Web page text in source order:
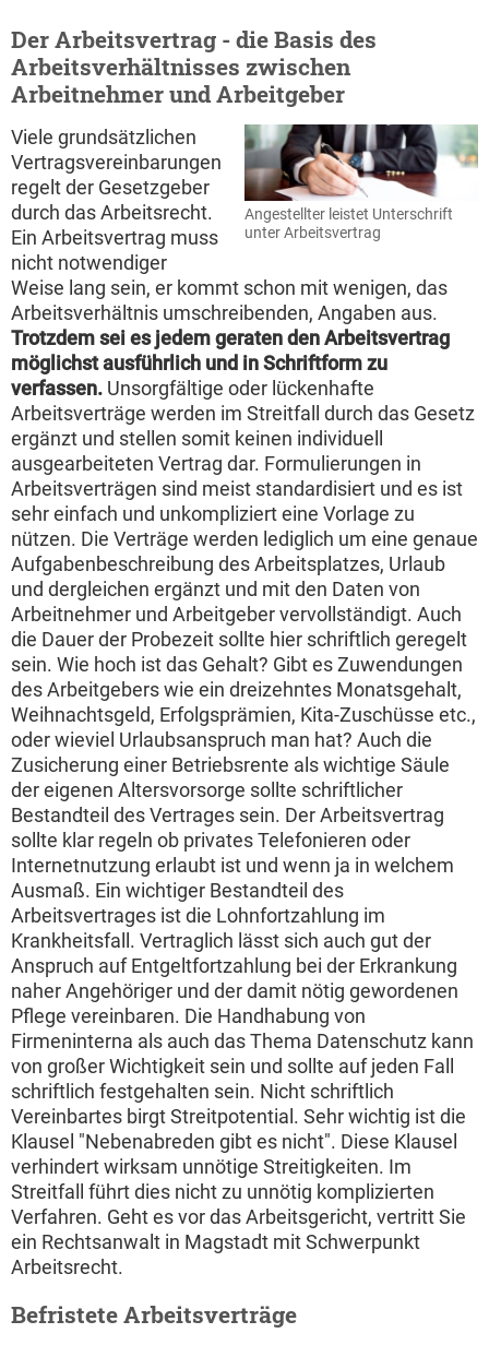
Der Arbeitsvertrag - die Basis des
Arbeitsverhältnisses zwischen
Arbeitnehmer und Arbeitgeber
Angestellter leistet Unterschrift
unter Arbeitsvertrag
Viele grundsätzlichen
Vertragsvereinbarungen
regelt der Gesetzgeber
durch das Arbeitsrecht.
Ein Arbeitsvertrag muss
nicht notwendiger
Weise lang sein, er kommt schon mit wenigen, das
Arbeitsverhältnis umschreibenden, Angaben aus.
Trotzdem sei es jedem geraten den Arbeitsvertrag
möglichst ausführlich und in Schriftform zu
verfassen. Unsorgfältige oder lückenhafte
Arbeitsverträge werden im Streitfall durch das Gesetz
ergänzt und stellen somit keinen individuell
ausgearbeiteten Vertrag dar. Formulierungen in
Arbeitsverträgen sind meist standardisiert und es ist
sehr einfach und unkompliziert eine Vorlage zu
nützen. Die Verträge werden lediglich um eine genaue
Aufgabenbeschreibung des Arbeitsplatzes, Urlaub
und dergleichen ergänzt und mit den Daten von
Arbeitnehmer und Arbeitgeber vervollständigt. Auch
die Dauer der Probezeit sollte hier schriftlich geregelt
sein. Wie hoch ist das Gehalt? Gibt es Zuwendungen
des Arbeitgebers wie ein dreizehntes Monatsgehalt,
Weihnachtsgeld, Erfolgsprämien, Kita-Zuschüsse etc.,
oder wieviel Urlaubsanspruch man hat? Auch die
Zusicherung einer Betriebsrente als wichtige Säule
der eigenen Altersvorsorge sollte schriftlicher
Bestandteil des Vertrages sein. Der Arbeitsvertrag
sollte klar regeln ob privates Telefonieren oder
Internetnutzung erlaubt ist und wenn ja in welchem
Ausmaß. Ein wichtiger Bestandteil des
Arbeitsvertrages ist die Lohnfortzahlung im
Krankheitsfall. Vertraglich lässt sich auch gut der
Anspruch auf Entgeltfortzahlung bei der Erkrankung
naher Angehöriger und der damit nötig gewordenen
Pflege vereinbaren. Die Handhabung von
Firmeninterna als auch das Thema Datenschutz kann
von großer Wichtigkeit sein und sollte auf jeden Fall
schriftlich festgehalten sein. Nicht schriftlich
Vereinbartes birgt Streitpotential. Sehr wichtig ist die
Klausel "Nebenabreden gibt es nicht". Diese Klausel
verhindert wirksam unnötige Streitigkeiten. Im
Streitfall führt dies nicht zu unnötig komplizierten
Verfahren. Geht es vor das Arbeitsgericht, vertritt Sie
ein Rechtsanwalt in Magstadt mit Schwerpunkt
Arbeitsrecht.
Befristete Arbeitsverträge